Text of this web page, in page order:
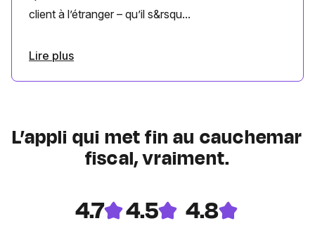
client à l’étranger – qu’il s&rsqu...
Lire plus
L’appli qui met fin au cauchemar
fiscal, vraiment.
4.7 4.5 4.8